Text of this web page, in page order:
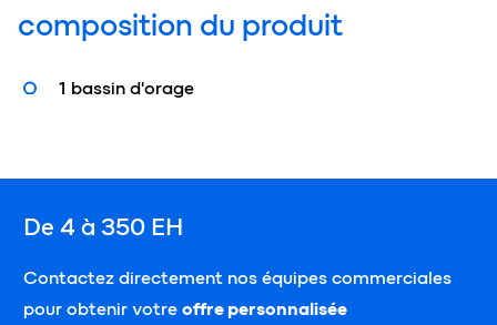
composition du produit
1 bassin d'orage
De 4 à 350 EH
Contactez directement nos équipes commerciales
pour obtenir votre offre personnalisée